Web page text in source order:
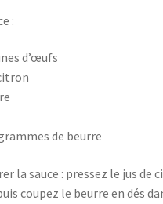
:
d’œufs
de beurre
la sauce : pressez le jus
coupez le beurre en dés